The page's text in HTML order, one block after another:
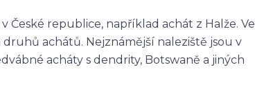
České republice, například achát z Halže. Ve
achátů. Nejznámější naleziště jsou v
acháty s dendrity, Botswaně a jiných